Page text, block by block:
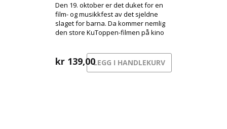
Den 19. oktober er det duket for en
film- og musikkfest av det sjeldne
slaget for barna. Da kommer nemlig
den store KuToppen-filmen på kino
bråte kjente artister!
kr 139,00LEGG I HANDLEKURV